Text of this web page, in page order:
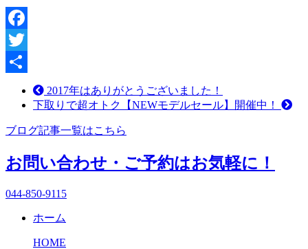
Facebook
Twitter
2017年はありがとうございました！
下取りで超オトク【NEWモデルセール】開催中！
ブログ記事一覧はこちら
お問い合わせ・ご予約はお気軽に！
044-850-9115
ホーム
HOME